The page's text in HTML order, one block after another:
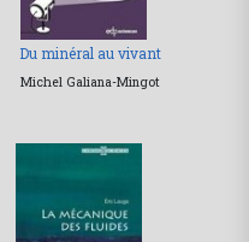
Du minéral au vivant
Michel Galiana-Mingot